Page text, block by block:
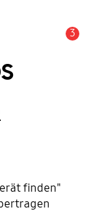
3
finden"